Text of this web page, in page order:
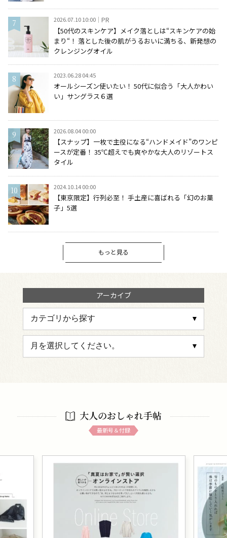
2026.07.10 10:00 PR
【50代のスキンケア】メイク落としは“スキンケアの始
まり“！ 落とした後の肌がうるおいに満ちる、新発想の
クレンジングオイル
2023.06.28 04:45
オールシーズン使いたい！ 50代に似合う「大人かわい
い」サングラス６選
2026.08.04 00:00
【スナップ】一枚で主役になる“ハンドメイド”のワンピ
ースが定番！ 35℃超えでも爽やかな大人のリゾートス
タイル
2024.10.14 00:00
【東京限定】行列必至！ 手土産に喜ばれる「幻のお菓
子」5選
もっと見る
アーカイブ
大人のおしゃれ手帖
最新号＆付録